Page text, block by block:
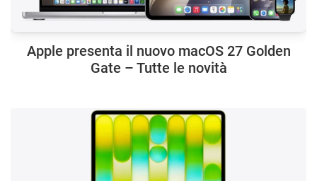
Apple presenta il nuovo macOS 27 Golden
Gate – Tutte le novità